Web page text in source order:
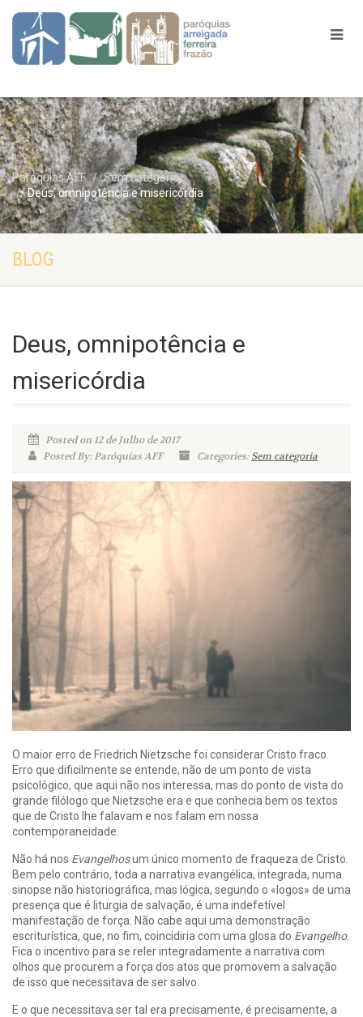
Paróquias AFF
Sem categoria
Deus, omnipotência e misericórdia
BLOG
Deus, omnipotência e
misericórdia
Posted on 12 de Julho de 2017
Posted By: Paróquias AFF
Categories:Sem categoria
O maior erro de Friedrich Nietzsche foi considerar Cristo fraco.
Erro que dificilmente se entende, não de um ponto de vista
psicológico, que aqui não nos interessa, mas do ponto de vista do
grande filólogo que Nietzsche era e que conhecia bem os textos
que de Cristo lhe falavam e nos falam em nossa
contemporaneidade.
Não há nos Evangelhosum único momento de fraqueza de Cristo.
Bem pelo contrário, toda a narrativa evangélica, integrada, numa
sinopse não historiográfica, mas lógica, segundo o «logos» de uma
presença que é liturgia de salvação, é uma indefetível
manifestação de força. Não cabe aqui uma demonstração
escriturística, que, no fim, coincidiria com uma glosa do Evangelho.
Fica o incentivo para se reler integradamente a narrativa com
olhos que procurem a força dos atos que promovem a salvação
de isso que necessitava de ser salvo.
E o que necessitava ser tal era precisamente, é precisamente, a